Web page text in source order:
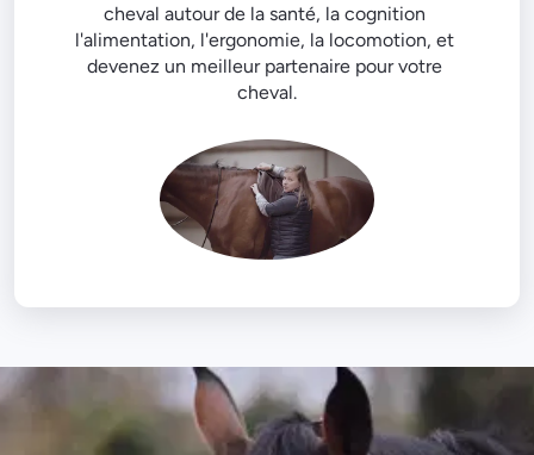
cheval autour de la santé, la cognition
l'alimentation, l'ergonomie, la locomotion, et
devenez un meilleur partenaire pour votre